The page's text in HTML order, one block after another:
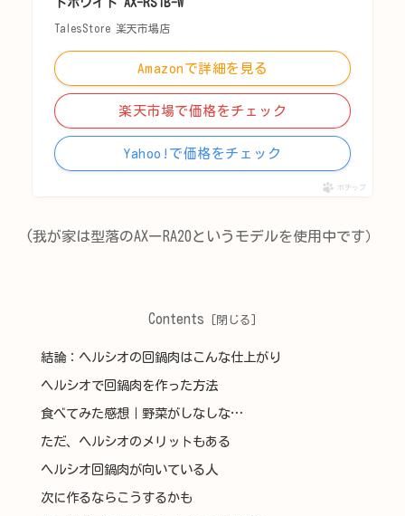
TalesStore 楽天市場店
Amazonで詳細を見る
楽天市場で価格をチェック
Yahoo!で価格をチェック
ポチップ
(我が家は型落のAXーRA20というモデルを使用中です）
Contents
結論：ヘルシオの回鍋肉はこんな仕上がり
ヘルシオで回鍋肉を作った方法
食べてみた感想｜野菜がしなしな…
ただ、ヘルシオのメリットもある
ヘルシオ回鍋肉が向いている人
次に作るならこうするかも